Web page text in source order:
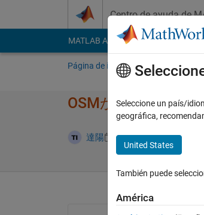
Centro de ayuda de
MATLAB Answers File Exchange
Página de inicio Preguntar
OSMからインポー
達陽 8 Nov. 2024 1
Seleccione un país/
geográfica,
United States
También puede
América